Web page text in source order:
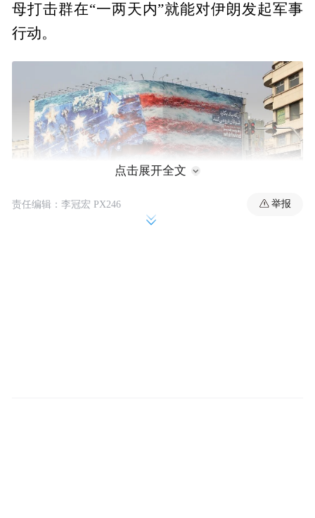
母打击群在“一两天内”就能对伊朗发起军事
行动。
点击展开全文
责任编辑：李冠宏 PX246 举报